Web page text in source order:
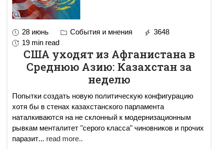
28 июнь События и мнения
3648
19 min read
США уходят из Афганистана в
Среднюю Азию: Казахстан за
неделю
Попытки создать новую политическую конфигурацию
хотя бы в стенах казахстанского парламента
наталкиваются на не склонный к модернизационным
рывкам менталитет "серого класса" чиновников и прочих
паразит... read more..